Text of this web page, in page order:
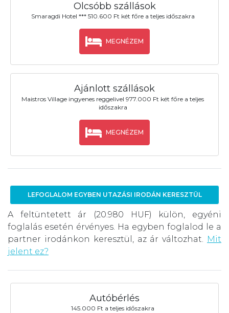
Olcsóbb szállások
Smaragdi Hotel *** 510.600 Ft két főre a teljes időszakra
MEGNÉZEM
Ajánlott szállások
Maistros Village ingyenes reggelivel 977.000 Ft két főre a teljes
időszakra
MEGNÉZEM
LEFOGLALOM EGYBEN UTAZÁSI IRODÁN KERESZTÜL
A feltüntetett ár (20.980 HUF) külön, egyéni
foglalás esetén érvényes. Ha egyben foglalod le a
partner irodánkon keresztül, az ár változhat.
Mit
jelent ez?
Autóbérlés
145.000 Ft a teljes időszakra